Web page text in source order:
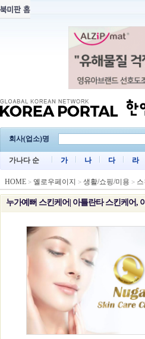
회사(업소)명
가나다 순 가 나 다 라
HOME > 옐로우페이지 > 생활/쇼핑/미용 >
누가예뻐 스킨케어| 아틀란타 스킨케어,